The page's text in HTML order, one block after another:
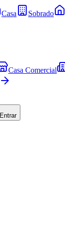
Casa Sobrado
Casa Comercial
Entrar